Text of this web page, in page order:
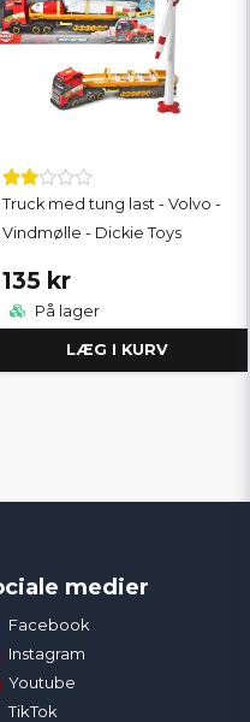
Truck med tung last - Volvo -
Vindmølle - Dickie Toys
135 kr
På lager
LÆG I KURV
medier
Facebook
Instagram
Youtube
TikTok